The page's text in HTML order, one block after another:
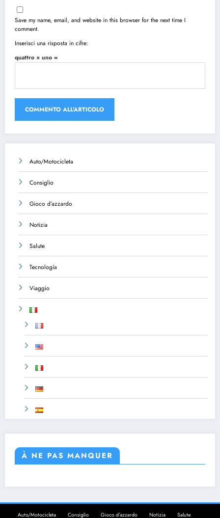
Save my name, email, and website in this browser for the next time I
comment.
Inserisci una risposta in cifre:
quattro × uno =
Auto/Motocicleta
Consiglio
Gioco d’azzardo
Notizia
Salute
Tecnología
Viaggio
À NE PAS MANQUER
Auto/Motocicleta Consiglio Gioco d’azzardo Notizia Salute